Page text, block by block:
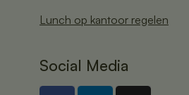
Lunch op kantoor regelen
Social Media